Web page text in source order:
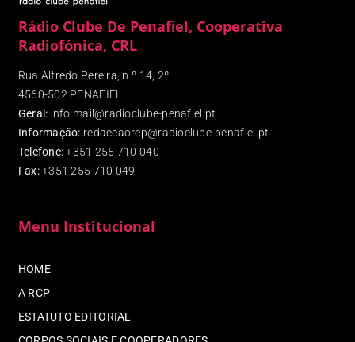
Rádio Clube De Penafiel, Cooperativa
Radiofónica, CRL
Rua Alfredo Pereira, n.º 14, 2º
4560-502 PENAFIEL
Geral: info.mail@radioclube-penafiel.pt
Informação: redaccaorcp@radioclube-penafiel.pt
Telefone: +351 255 710 040
Fax:+351 255 710 049
Menu Institucional
HOME
A RCP
ESTATUTO EDITORIAL